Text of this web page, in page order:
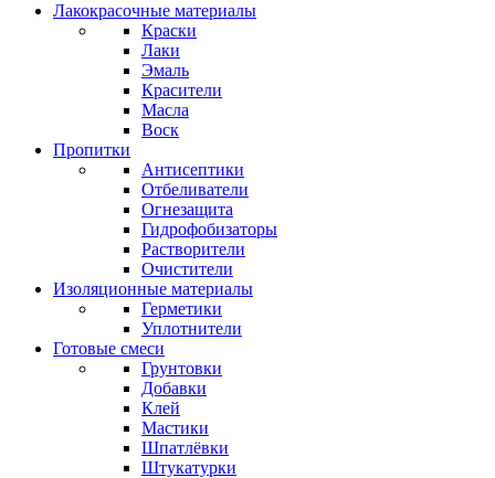
Лакокрасочные материалы
Краски
Лаки
Эмаль
Красители
Масла
Воск
Пропитки
Антисептики
Отбеливатели
Огнезащита
Гидрофобизаторы
Растворители
Очистители
Изоляционные материалы
Герметики
Уплотнители
Готовые смеси
Грунтовки
Добавки
Клей
Мастики
Шпатлёвки
Штукатурки